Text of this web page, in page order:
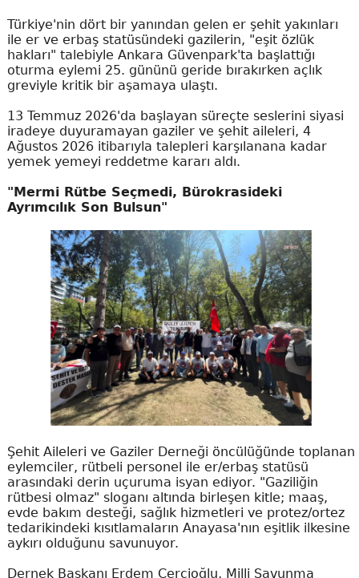
Türkiye'nin dört bir yanından gelen er şehit yakınları
ile er ve erbaş statüsündeki gazilerin, "eşit özlük
hakları" talebiyle Ankara Güvenpark'ta başlattığı
oturma eylemi 25. gününü geride bırakırken açlık
greviyle kritik bir aşamaya ulaştı.
13 Temmuz 2026'da başlayan süreçte seslerini siyasi
iradeye duyuramayan gaziler ve şehit aileleri, 4
Ağustos 2026 itibarıyla talepleri karşılanana kadar
yemek yemeyi reddetme kararı aldı.
"Mermi Rütbe Seçmedi, Bürokrasideki
Ayrımcılık Son Bulsun"
Şehit Aileleri ve Gaziler Derneği öncülüğünde toplanan
eylemciler, rütbeli personel ile er/erbaş statüsü
arasındaki derin uçuruma isyan ediyor. "Gaziliğin
rütbesi olmaz" sloganı altında birleşen kitle; maaş,
evde bakım desteği, sağlık hizmetleri ve protez/ortez
tedarikindeki kısıtlamaların Anayasa'nın eşitlik ilkesine
aykırı olduğunu savunuyor.
Dernek Başkanı Erdem Çerçioğlu, Milli Savunma